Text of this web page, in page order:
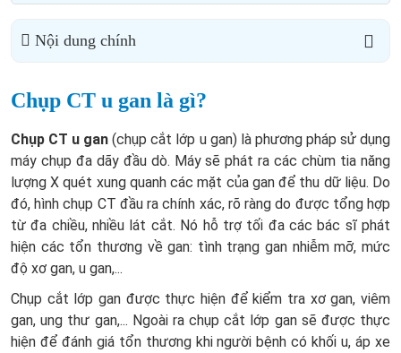
Nội dung chính
Chụp CT u gan là gì?
Chụp CT u gan (chụp cắt lớp u gan) là phương pháp sử dụng
máy chụp đa dãy đầu dò. Máy sẽ phát ra các chùm tia năng
lượng X quét xung quanh các mặt của gan để thu dữ liệu. Do
đó, hình chụp CT đầu ra chính xác, rõ ràng do được tổng hợp
từ đa chiều, nhiều lát cắt. Nó hỗ trợ tối đa các bác sĩ phát
hiện các tổn thương về gan: tình trạng gan nhiễm mỡ, mức
độ xơ gan, u gan,...
Chụp cắt lớp gan được thực hiện để kiểm tra xơ gan, viêm
gan, ung thư gan,... Ngoài ra chụp cắt lớp gan sẽ được thực
hiện để đánh giá tổn thương khi người bệnh có khối u, áp xe